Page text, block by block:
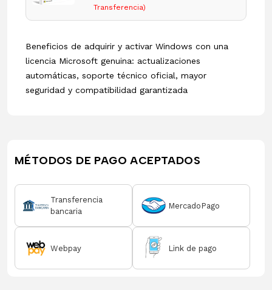
Transferencia)
Beneficios de adquirir y activar Windows con una
licencia Microsoft genuina: actualizaciones
automáticas, soporte técnico oficial, mayor
seguridad y compatibilidad garantizada
MÉTODOS DE PAGO ACEPTADOS
Transferencia
bancaria
MercadoPago
Webpay Link de pago